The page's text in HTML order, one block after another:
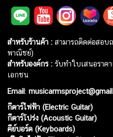
สำหรับร้านค้า : สามารถติดต่อสอบ
พาณิชย์)
สำหรับองค์กร : รับทำใบเสนอราคา
เอกชน
Email:
กีตาร์ไฟฟ้า (Electric Guitar)
กีตาร์โปร่ง (Acoustic Guitar)
คีย์บอร์ด (Keyboards)